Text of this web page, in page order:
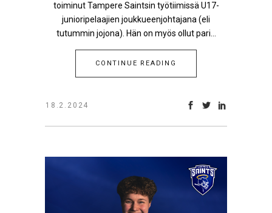
toiminut Tampere Saintsin työtiimissä U17-
junioripelaajien joukkueenjohtajana (eli
tutummin jojona). Hän on myös ollut pari...
CONTINUE READING
18.2.2024